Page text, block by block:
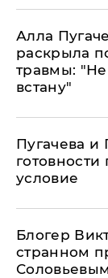
Алла
раскрыла
травмы:
встану"
Пугачева и
готовности
условие
Блогер
странном
Соловьевым